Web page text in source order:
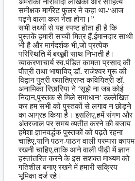
अमरीकी नारीवादी लेखिका और साहित्य
समीक्षक मार्गरेट फुलर ने कहा था-“आज
पढ़ने वाला कल नेता होगा।”
सभी तथ्यों से यह स्पष्ट होता ही है कि
पुस्तकें हमारी सच्ची मित्र हैं,ईमानदार साथी
भी है और मार्गदर्शक भी,जो प्रत्येक
परिस्थिति में बखूबी साथ निभाती है।
व्याकरणाचार्य स्व.पंडित कामता प्रसाद की
पौत्री तथा भाषाविद् डॉ. राजेश्वर गुरू की
विद्वान पुत्री ख्यातिप्राप्त कवियित्री डॉ.
अनामिका रिछारिया ने ‘सूझे ना जब कोई
निदान,पुस्तक से मिले समाधान’ उल्लेखित
कर हम सभी को पुस्तकों से लगाव न छोड़ने
का आग्रह किया है। इसलिए,हमें संगण और
अंतरजाल पर समय व्यतीत करने की बजाय
हमेशा ज्ञानवर्द्धक पुस्तकों को पढ़ते रहना
चाहिए,यानि पठन-पाठन वाली परम्परा कायम
रखनी चाहिए,ताकि आने वाली पीढ़ी में ज्ञान
हस्तांतरित करने के इस सशक्त माध्यम को
गतिशील बनाए रखने में हमारी सक्रिय
भूमिका दर्ज रहे।